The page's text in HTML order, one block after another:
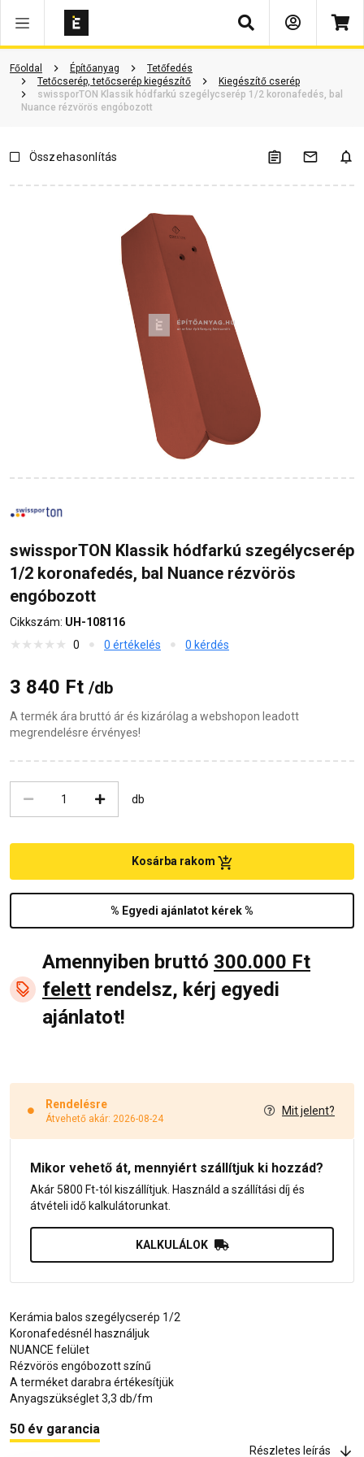
Keresés
Főoldal Építőanyag
Tetőfedés
Tetőcserép, tetőcserép kiegészítő
Kiegészítő cserép
swissporTON Klassik hódfarkú szegélycserép 1/2 koronafedés, bal
Nuance rézvörös engóbozott
Termékinformáció Kérdések és válaszok
Összehasonlítás
swissporTON Klassik hódfarkú szegélycserép
1/2 koronafedés, bal Nuance rézvörös
engóbozott
Cikkszám: UH-108116
0
0 értékelés 0 kérdés
3 840 Ft /db
A termék ára bruttó ár és kizárólag a webshopon leadott
megrendelésre érvényes!
db
% Egyedi ajánlatot kérek %
Kosárba rakom
Amennyiben bruttó 300.000 Ft
felett rendelsz, kérj egyedi
ajánlatot!
Rendelésre
Átvehető akár: 2026-08-24
Mit jelent?
Mikor vehető át, mennyiért szállítjuk ki hozzád?
Akár 5800 Ft-tól kiszállítjuk. Használd a szállítási díj és
átvételi idő kalkulátorunkat.
KALKULÁLOK
Kerámia balos szegélycserép 1/2
Koronafedésnél használjuk
NUANCE felület
Rézvörös engóbozott színű
A terméket darabra értékesítjük
Anyagszükséglet 3,3 db/fm
50 év garancia
Részletes leírás